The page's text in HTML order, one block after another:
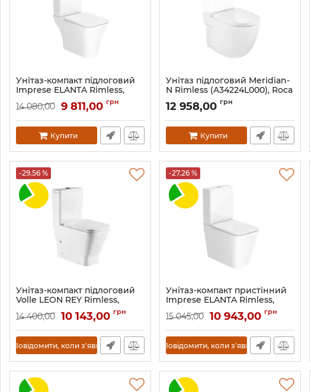
Унітаз-компакт підлоговий
Imprese ELANTA Rimless,
сидіння Duroplast Slim slow-
closing
Артикул:i11545
14 080,00 9 811,00 грн
Купити
Унітаз підлоговий Meridian-
N Rimless (A34224L000), Roca
Артикул:A34224L000
12 958,00 грн
Купити
-29.56 %
Унітаз-компакт підлоговий
Volle LEON REY Rimless,
сидіння Slim slow-closing
Артикул:13-11-858
14 400,00 10 143,00 грн
Повідомити, коли з'явиться
-27.26 %
Унітаз-компакт пристінний
Imprese ELANTA Rimless,
сидіння Duroplast Slim slow-
closing
Артикул:i11555
15 045,00 10 943,00 грн
Повідомити, коли з'явиться